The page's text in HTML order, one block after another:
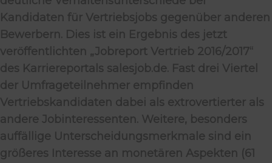
Kandidaten für Vertriebsjobs gegenüber anderen
Bewerbern. Dies ist ein Ergebnis des jetzt
veröffentlichten „Jobreport Vertrieb 2016/2017“
des Karriereportals salesjob.de. Fast drei Viertel
der Umfrageteilnehmer empfinden
Vertriebskandidaten dabei als extrovertierter als
andere Jobinteressenten. Weitere, besonders
auffällige Unterscheidungsmerkmale sind ein
größeres Interesse an monetären Aspekten (61